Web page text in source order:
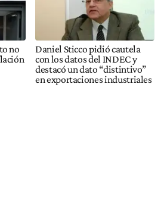
no
Daniel Sticco pidió cautela
con los datos del INDEC y
destacó un dato “distintivo”
en exportaciones industriales